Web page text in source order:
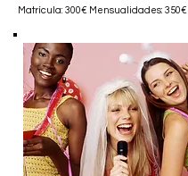
Matrícula: 300€ Mensualidades: 350€